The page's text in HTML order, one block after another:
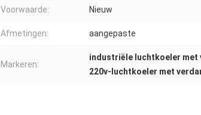
Voorwaarde: Nieuw
Afmetingen: aangepaste
Markeren:
industriële luchtkoeler met
220v-luchtkoeler met